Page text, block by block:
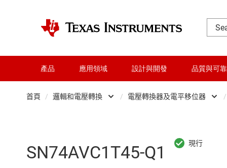
產品 應用領域 設計與開發 品質與可
首頁 / 邏輯和電壓轉換 / 電壓轉換器及電平移位器
可配置且可編
/
SN74AVC1T45-Q1